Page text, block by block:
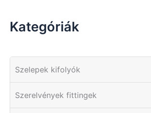
Kategóriák
Szelepek kifolyók
Szerelvények fittingek